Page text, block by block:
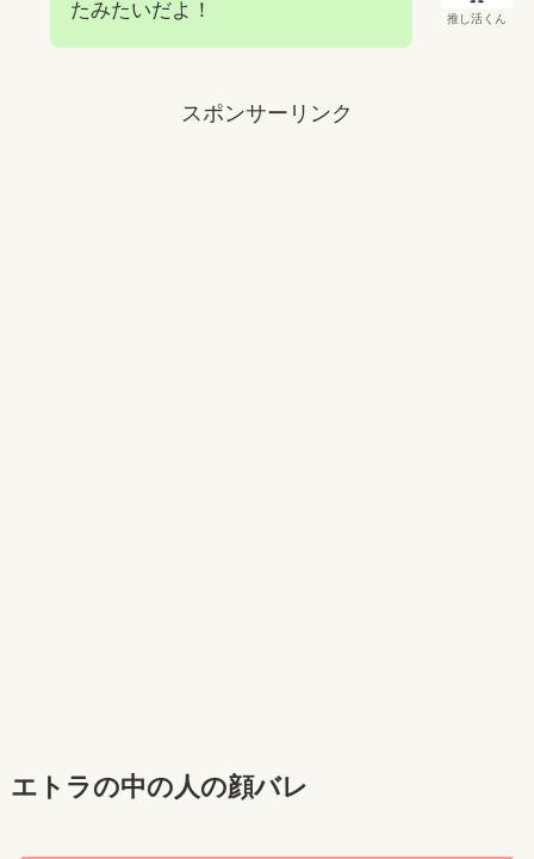
推し活くん
たみたいだよ！
スポンサーリンク
エトラの中の人の顔バレ